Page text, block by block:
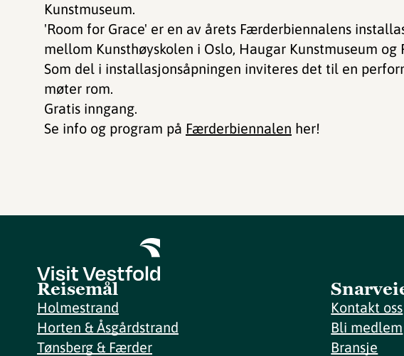
Kunstmuseum.
'Room for Grace' er en av årets Færderbiennalens
mellom Kunsthøyskolen i Oslo, Haugar Kunstmuseum
Som del i installasjonsåpningen inviteres det til en
møter rom.
Gratis inngang.
Se info og program på Færderbiennalen her!
Reisemål
Holmestrand
Horten & Åsgårdstrand
Tønsberg & Færder
Kontakt oss
Bli medlem
Bransje